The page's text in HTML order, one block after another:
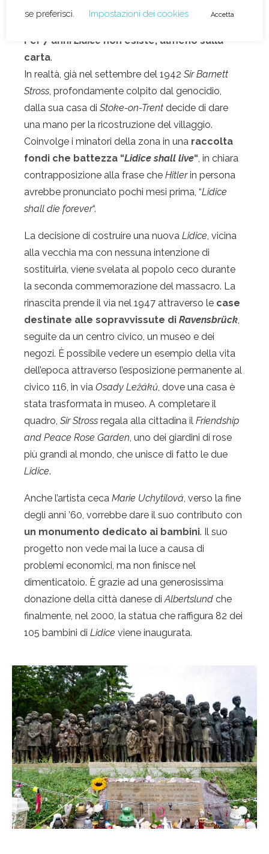
Per 7 anni Lidice non esiste, almeno sulla
carta.
In realtà, già nel settembre del 1942 Sir Barnett
Stross, profondamente colpito dal genocidio,
dalla sua casa di Stoke-on-Trent decide di dare
una mano per la ricostruzione del villaggio.
Coinvolge i minatori della zona in una raccolta
fondi che battezza “Lidice shall live“, in chiara
contrapposizione alla frase che Hitlerin persona
avrebbe pronunciato pochi mesi prima, “Lidice
shall die forever“.
La decisione di costruire una nuova Lidice, vicina
alla vecchia ma con nessuna intenzione di
sostituirla, viene svelata al popolo ceco durante
la seconda commemorazione del massacro. La
rinascita prende il via nel 1947 attraverso le case
destinate alle sopravvissute di Ravensbrück,
seguite da un centro civico, un museo e dei
negozi. È possibile vedere un esempio della vita
dell’epoca attraverso l’esposizione permanente al
civico 116, in via Osady Ležáků, dove una casa è
stata trasformata in museo. A completare il
quadro, Sir Stross regala alla cittadina il Friendship
and Peace Rose Garden, uno dei giardini di rose
più grandi al mondo, che unisce di fatto le due
Lidice.
Anche l’artista ceca Marie Uchytilová, verso la fine
degli anni ’60, vorrebbe dare il suo contributo con
un monumento dedicato ai bambini. Il suo
progetto non vede mai la luce a causa di
problemi economici, ma non finisce nel
dimenticatoio. È grazie ad una generosissima
donazione della città danese diAlbertslund che
finalmente, nel 2000, la statua che raffigura 82 dei
105 bambini di Lidice viene inaugurata.